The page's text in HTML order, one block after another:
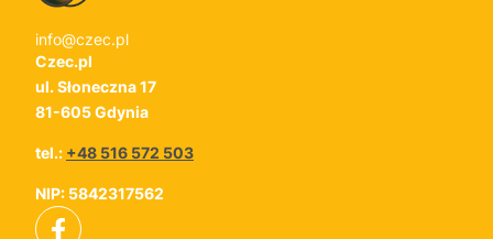
info@czec.pl
Czec.pl
ul. Słoneczna 17
81-605 Gdynia
tel.: +48 516 572 503
NIP: 5842317562